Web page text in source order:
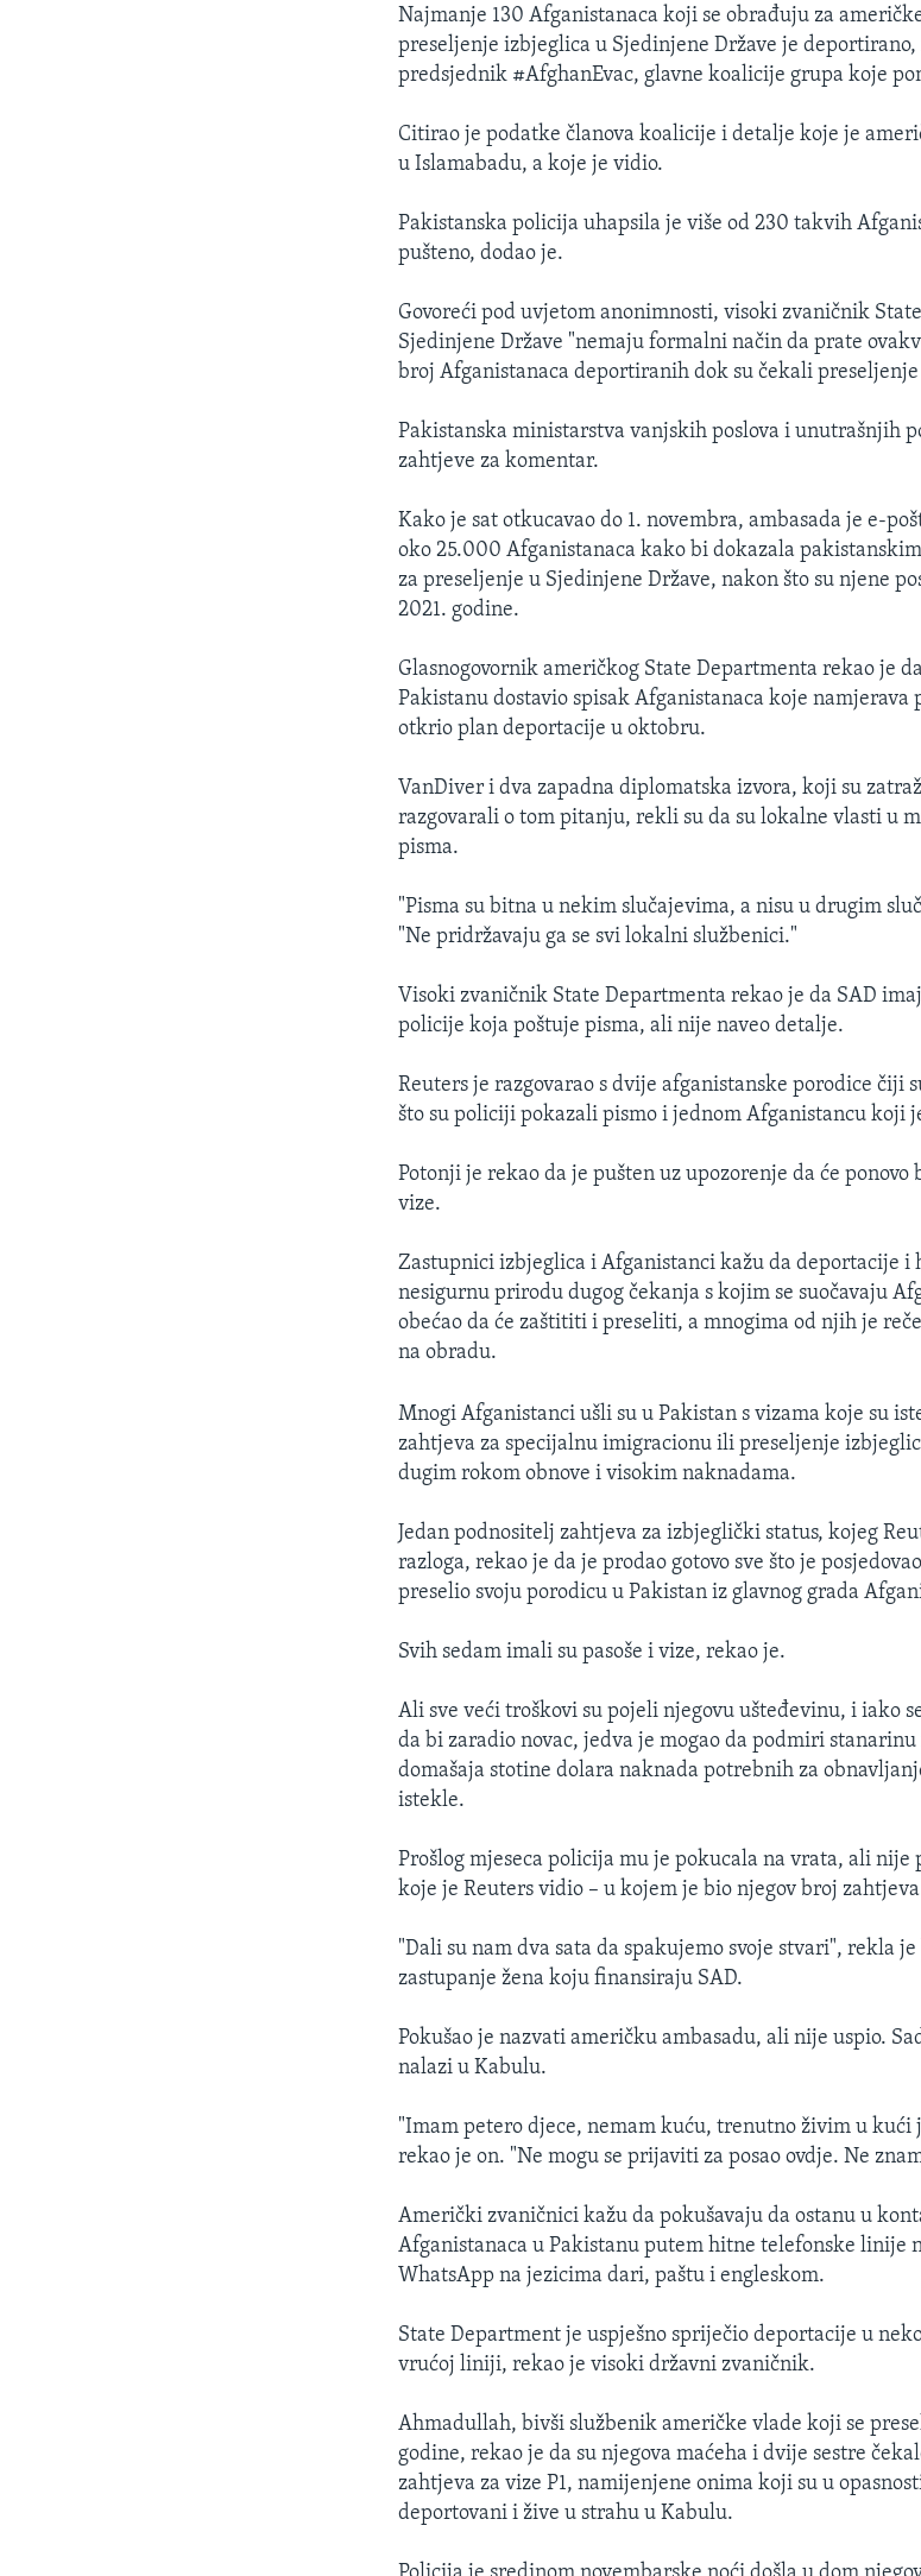
Najmanje 130 Afganistanaca koji se obrađuju za
preseljenje izbjeglica u Sjedinjene Države je
predsjednik #AfghanEvac, glavne koalicije grupa koje
Citirao je podatke članova koalicije i detalje koje je
u Islamabadu, a koje je vidio.
Pakistanska policija uhapsila je više od 230 takvih
pušteno, dodao je.
Govoreći pod uvjetom anonimnosti, visoki zvaničnik
Sjedinjene Države "nemaju formalni način da prate
broj Afganistanaca deportiranih dok su čekali
Pakistanska ministarstva vanjskih poslova i unutrašnjih
zahtjeve za komentar.
Kako je sat otkucavao do 1. novembra, ambasada je e-
oko 25.000 Afganistanaca kako bi dokazala
za preseljenje u Sjedinjene Države, nakon što su njene
2021. godine.
Glasnogovornik američkog State Departmenta rekao je
Pakistanu dostavio spisak Afganistanaca koje namjerava
otkrio plan deportacije u oktobru.
VanDiver i dva zapadna diplomatska izvora, koji su
razgovarali o tom pitanju, rekli su da su lokalne vlasti u
pisma.
"Pisma su bitna u nekim slučajevima, a nisu u drugim
"Ne pridržavaju ga se svi lokalni službenici."
Visoki zvaničnik State Departmenta rekao je da SAD
policije koja poštuje pisma, ali nije naveo detalje.
Reuters je razgovarao s dvije afganistanske porodice čiji
što su policiji pokazali pismo i jednom Afganistancu koji
Potonji je rekao da je pušten uz upozorenje da će
vize.
Zastupnici izbjeglica i Afganistanci kažu da deportacije i
nesigurnu prirodu dugog čekanja s kojim se suočavaju
obećao da će zaštititi i preseliti, a mnogima od njih je
na obradu.
Mnogi Afganistanci ušli su u Pakistan s vizama koje su
zahtjeva za specijalnu imigracionu ili preseljenje
dugim rokom obnove i visokim naknadama.
Jedan podnositelj zahtjeva za izbjeglički status, kojeg
razloga, rekao je da je prodao gotovo sve što je
preselio svoju porodicu u Pakistan iz glavnog grada
Svih sedam imali su pasoše i vize, rekao je.
Ali sve veći troškovi su pojeli njegovu ušteđevinu, i iako
da bi zaradio novac, jedva je mogao da podmiri
domašaja stotine dolara naknada potrebnih za
istekle.
Prošlog mjeseca policija mu je pokucala na vrata, ali nije
koje je Reuters vidio – u kojem je bio njegov broj
"Dali su nam dva sata da spakujemo svoje stvari", rekla
zastupanje žena koju finansiraju SAD.
Pokušao je nazvati američku ambasadu, ali nije uspio.
nalazi u Kabulu.
"Imam petero djece, nemam kuću, trenutno živim u kući
rekao je on. "Ne mogu se prijaviti za posao ovdje. Ne
Američki zvaničnici kažu da pokušavaju da ostanu u
Afganistanaca u Pakistanu putem hitne telefonske linije
WhatsApp na jezicima dari, paštu i engleskom.
State Department je uspješno spriječio deportacije u
vrućoj liniji, rekao je visoki državni zvaničnik.
Ahmadullah, bivši službenik američke vlade koji se
godine, rekao je da su njegova maćeha i dvije sestre
zahtjeva za vize P1, namijenjene onima koji su u
deportovani i žive u strahu u Kabulu.